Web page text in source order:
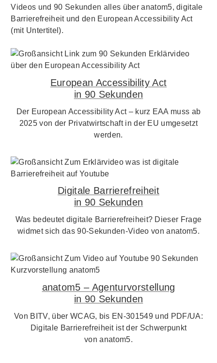
Videos und 90 Sekunden alles über anatom5, digitale
Barrierefreiheit und den European Accessibility Act
(mit Untertitel).
European Accessibility Act
in 90 Sekunden
Der European Accessibility Act – kurz EAA muss ab
2025 von der Privatwirtschaft in der EU umgesetzt
werden.
Digitale Barrierefreiheit
in 90 Sekunden
Was bedeutet digitale Barrierefreiheit? Dieser Frage
widmet sich das 90-Sekunden-Video von anatom5.
anatom5 – Agenturvorstellung
in 90 Sekunden
Von BITV, über WCAG, bis EN-301549 und PDF/UA:
Digitale Barrierefreiheit ist der Schwerpunkt
von anatom5.